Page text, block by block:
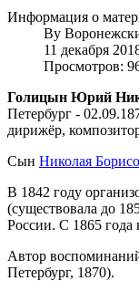
Информация о
By
11 декабря
Просмотров:
Голицын Юрий
Петербург -
дирижёр,
Сын Николая
В 1842 году
(существовала до
России. С 1865 года
Автор
Петербург, 1870).